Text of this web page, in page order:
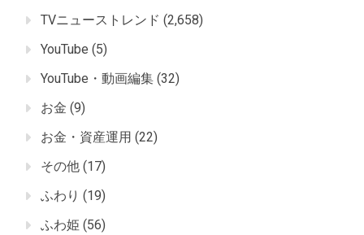
TVニューストレンド (2,658)
YouTube (5)
YouTube・動画編集 (32)
お金 (9)
お金・資産運用 (22)
その他 (17)
ふわり (19)
ふわ姫 (56)